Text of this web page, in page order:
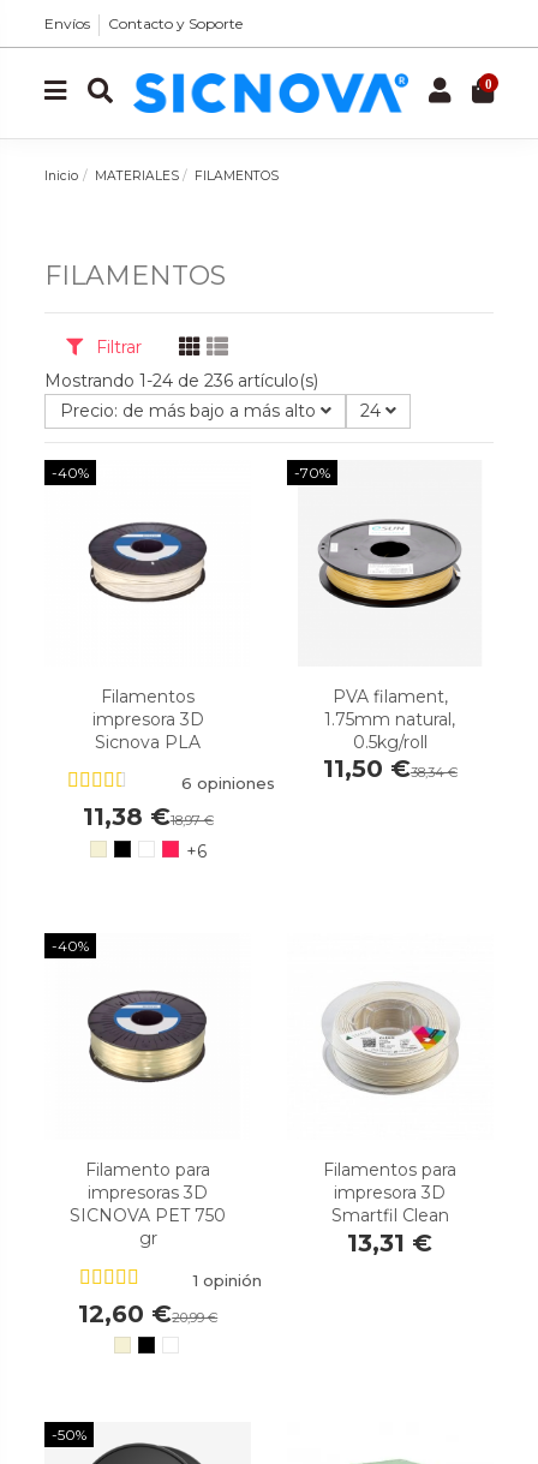
Envíos Contacto y Soporte
0
Inicio MATERIALES FILAMENTOS
FILAMENTOS
Filtrar
Mostrando 1-24 de 236 artículo(s)
Precio: de más bajo a más alto
24
-40%
Filamentos
impresora 3D
Sicnova PLA
6 opiniones
11,38 €18,97 €
+6
-70%
PVA filament,
1.75mm natural,
0.5kg/roll
11,50 €38,34 €
-40%
Filamento para
impresoras 3D
SICNOVA PET 750
gr
1 opinión
12,60 €20,99 €
Filamentos para
impresora 3D
Smartfil Clean
13,31 €
-50%